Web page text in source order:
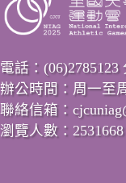
電話：(06)2785123
辦公時間：周一至
聯絡信箱：
瀏覽人數：2531668